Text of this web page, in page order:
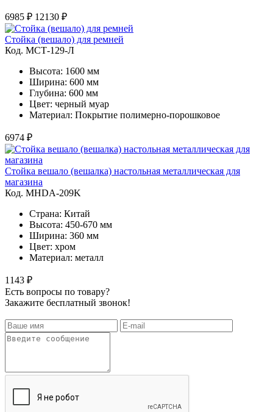
6985 ₽ 12130 ₽
Стойка (вешало) для ремней
Код. MСТ-129-Л
Высота: 1600 мм
Ширина: 600 мм
Глубина: 600 мм
Цвет: черный муар
Материал: Покрытие полимерно-порошковое
6974 ₽
Стойка вешало (вешалка) настольная металлическая для
магазина
Код. MHDA-209K
Страна: Китай
Высота: 450-670 мм
Ширина: 360 мм
Цвет: хром
Материал: металл
1143 ₽
Есть вопросы по товару?
Закажите бесплатный звонок!